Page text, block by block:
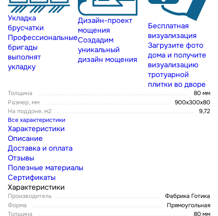
Укладка
брусчатки
Профессиональные
бригады
выполнят
укладку
Дизайн-проект
мощения
Создадим
уникальный
дизайн мощения
Бесплатная
визуализация
Загрузите фото
дома и получите
визуализацию
тротуарной
плитки во дворе
Толщина
80 мм
Размер, мм
900x300x80
На поддоне, м2
9,72
Все характеристики
Характеристики
Описание
Доставка и оплата
Отзывы
Полезные материалы
Сертификаты
Характеристики
Производитель
Фабрика Готика
Форма
Прямоугольная
Толщина
80 мм